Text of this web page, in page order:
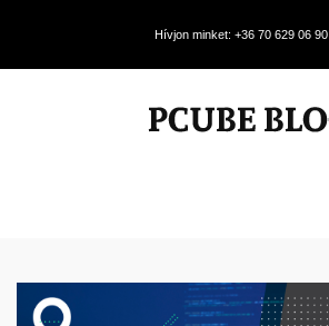
Hívjon minket: +36 70 629 06 90